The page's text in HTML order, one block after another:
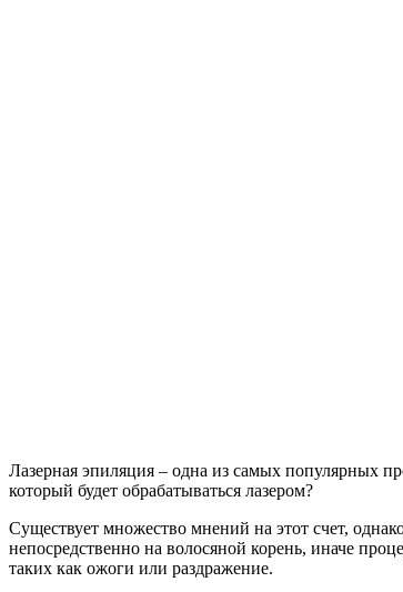
Лазерная эпиляция – одна из самых популярных
который будет обрабатываться лазером?
Существует множество мнений на этот счет,
непосредственно на волосяной корень, иначе
таких как ожоги или раздражение.